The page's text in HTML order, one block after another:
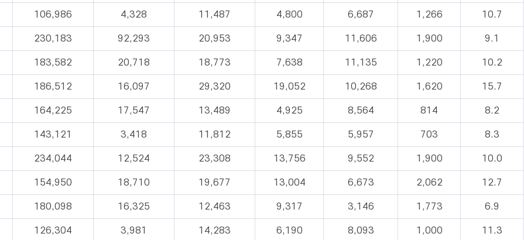
106,986 4,328 11,487 4,800 6,687 1,266 10.7
230,183 92,293 20,953 9,347 11,606 1,900 9.1
183,582 20,718 18,773 7,638 11,135 1,220 10.2
186,512 16,097 29,320 19,052 10,268 1,620 15.7
164,225 17,547 13,489 4,925 8,564 814 8.2
143,121 3,418 11,812 5,855 5,957 703 8.3
234,044 12,524 23,308 13,756 9,552 1,900 10.0
154,950 18,710 19,677 13,004 6,673 2,062 12.7
180,098 16,325 12,463 9,317 3,146 1,773 6.9
126,304 3,981 14,283 6,190 8,093 1,000 11.3